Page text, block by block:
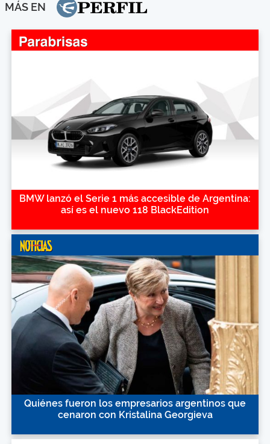
MÁS EN
BMW lanzó el Serie 1 más accesible de Argentina:
así es el nuevo 118 BlackEdition
Quiénes fueron los empresarios argentinos que
cenaron con Kristalina Georgieva